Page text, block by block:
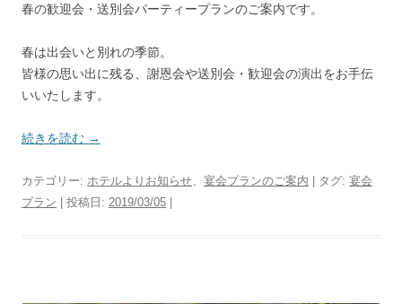
春の歓迎会・送別会パーティープランのご案内です。
春は出会いと別れの季節。
皆様の思い出に残る、謝恩会や送別会・歓迎会の演出をお手伝
いいたします。
続きを読む →
カテゴリー: ホテルよりお知らせ 宴会プランのご案内 | タグ: 宴会
プラン | 投稿日: 2019/03/05